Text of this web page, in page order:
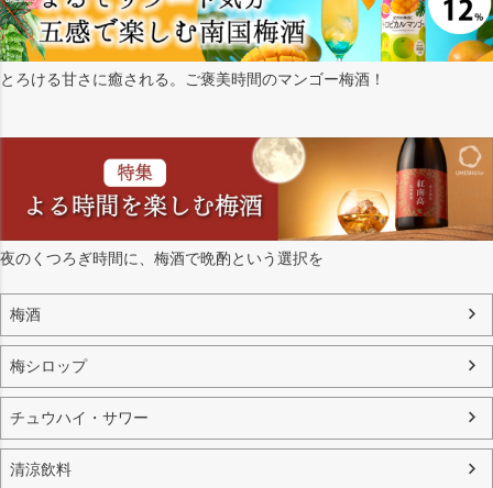
とろける甘さに癒される。ご褒美時間のマンゴー梅酒！
夜のくつろぎ時間に、梅酒で晩酌という選択を
梅酒
梅シロップ
チュウハイ・サワー
清涼飲料